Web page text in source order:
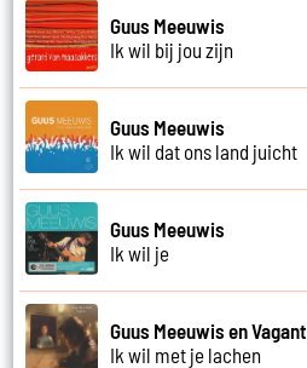
Guus Meeuwis
Ik wil bij jou zijn
Guus Meeuwis
Ik wil dat ons land juicht
Guus Meeuwis
Ik wil je
Guus Meeuwis en Vagant
Ik wil met je lachen